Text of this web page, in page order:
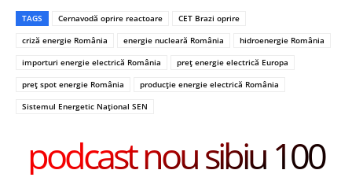
TAGS Cernavodă oprire reactoare
CET Brazi oprire
criză energie România
energie nucleară România
hidroenergie România
importuri energie electrică România
preț energie electrică Europa
preț spot energie România
producție energie electrică România
Sistemul Energetic Național SEN
podcast nou sibiu 100